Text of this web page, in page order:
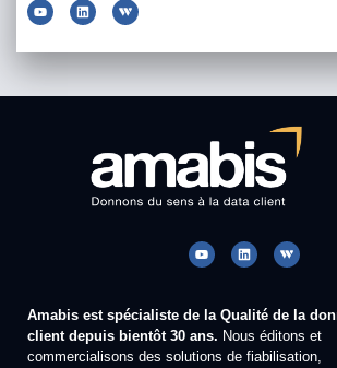
Amabis est spécialiste de la Qualité de la
client depuis bientôt 30 ans. Nous éditons et
commercialisons des solutions de fiabilisation,